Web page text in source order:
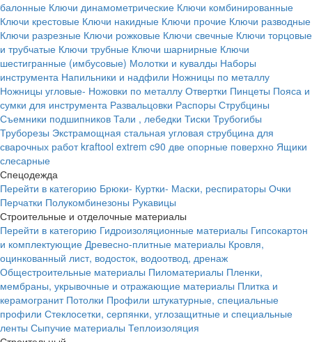
балонные Ключи динамометрические Ключи комбинированные
Ключи крестовые Ключи накидные Ключи прочие Ключи разводные
Ключи разрезные Ключи рожковые Ключи свечные Ключи торцовые
и трубчатые Ключи трубные Ключи шарнирные Ключи
шестигранные (имбусовые) Молотки и кувалды Наборы
инструмента Напильники и надфили Ножницы по металлу
Ножницы угловые- Ножовки по металлу Отвертки Пинцеты Пояса и
сумки для инструмента Развальцовки Распоры Струбцины
Съемники подшипников Тали , лебедки Тиски Трубогибы
Труборезы Экстрамощная стальная угловая струбцина для
сварочных работ kraftool extrem c90 две опорные поверхно Ящики
слесарные
Спецодежда
Перейти в категорию Брюки- Куртки- Маски, респираторы Очки
Перчатки Полукомбинезоны Рукавицы
Строительные и отделочные материалы
Перейти в категорию Гидроизоляционные материалы Гипсокартон
и комплектующие Древесно-плитные материалы Кровля,
оцинкованный лист, водосток, водоотвод, дренаж
Общестроительные материалы Пиломатериалы Пленки,
мембраны, укрывочные и отражающие материалы Плитка и
керамогранит Потолки Профили штукатурные, специальные
профили Стеклосетки, серпянки, углозащитные и специальные
ленты Сыпучие материалы Теплоизоляция